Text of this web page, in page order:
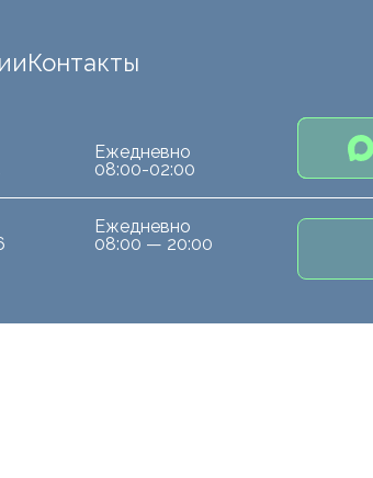
Контакты
Ежедневно
08:00-02:00
Ежедневно
08:00 — 20:00